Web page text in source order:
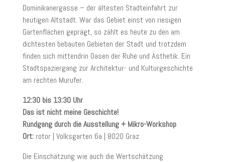
Dominikanergasse – der ältesten Stadteinfahrt zur
heutigen Altstadt. War das Gebiet einst von riesigen
Gartenflächen geprägt, so zählt es heute zu den am
dichtesten bebauten Gebieten der Stadt und trotzdem
finden sich mittendrin Oasen der Ruhe und Ästhetik. Ein
Stadtspaziergang zur Architektur- und Kulturgeschichte
am rechten Murufer.
12:30 bis 13:30 Uhr
Das ist nicht meine Geschichte!
Rundgang durch die Ausstellung + Mikro-Workshop
Ort:rotor | Volksgarten 6a | 8020 Graz
Die Einschätzung wie auch die Wertschätzung